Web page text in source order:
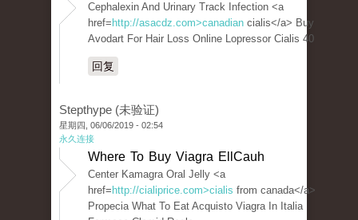
Cephalexin And Urinary Track Infection <a
href= http://asacdz.com>canadian cialis</a> Buy
Avodart For Hair Loss Online Lopressor Cialis 40
回复
Stepthype (未验证)
星期四, 06/06/2019 - 02:54
永久连接
Where To Buy Viagra EllCauh
Center Kamagra Oral Jelly <a
href= http://cialiprice.com>cialis from canada</a>
Propecia What To Eat Acquisto Viagra In Italia